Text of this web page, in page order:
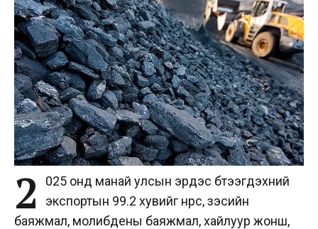
2
025 онд манай улсын эрдэс бүтээгдэхүүний
экспортын 99.2 хувийг нүүрс, зэсийн
баяжмал, молибдены баяжмал, хайлуур жонш,